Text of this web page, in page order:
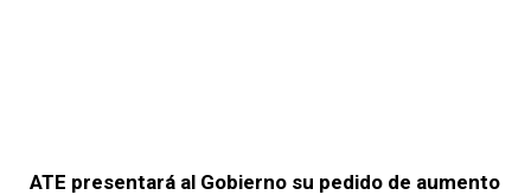
ATE presentará al Gobierno su pedido de aumento